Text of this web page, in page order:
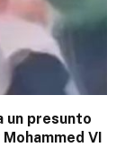
un presunto
VI